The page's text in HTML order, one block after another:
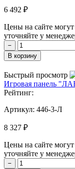
6 492 ₽
Цены на сайте
уточняйте у
−
В корзину
Быстрый просмотр
Игровая панель
Рейтинг:
Артикул: 446-3-Л
8 327 ₽
Цены на сайте
уточняйте у
−